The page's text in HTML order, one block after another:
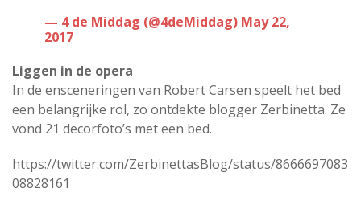
— 4 de Middag (@4deMiddag) May 22,
2017
Liggen in de opera
In de ensceneringen van Robert Carsen speelt het bed
een belangrijke rol, zo ontdekte blogger Zerbinetta. Ze
vond 21 decorfoto’s met een bed.
https://twitter.com/ZerbinettasBlog/status/8666697083
08828161